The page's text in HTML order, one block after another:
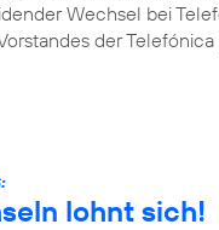
Wechsel bei
der
lohnt sich!